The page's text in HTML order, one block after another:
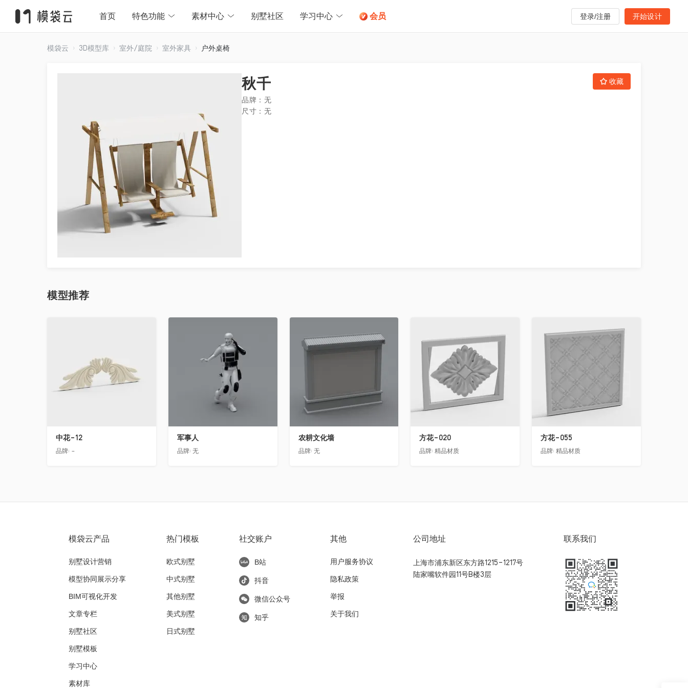
首页 特色功能 素材中心 别墅社区 学习中心 会员 登录/注册 开始设计
模袋云 3D模型库 室外/庭院 室外家具 户外桌椅
秋千
品牌： 无
尺寸： 无
收藏
模型推荐
中花-12
品牌: -
军事人
品牌: 无
农耕文化墙
品牌: 无
方花-020
品牌:精品材质
收藏
方花-055
品牌:精品材质
模袋云产品
别墅设计营销
模型协同展示分享
BIM可视化开发
文章专栏
别墅社区
别墅模板
学习中心
素材库
热门模板
欧式别墅
中式别墅
其他别墅
美式别墅
日式别墅
社交账户
B站
抖音
微信公众号
知乎
其他
用户服务协议
隐私政策
举报
关于我们
公司地址
上海市浦东新区东方路1215-1217号
陆家嘴软件园11号B楼3层
联系我们